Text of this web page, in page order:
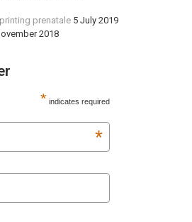
prenatale 5 July 2019
2018
* indicates required
*